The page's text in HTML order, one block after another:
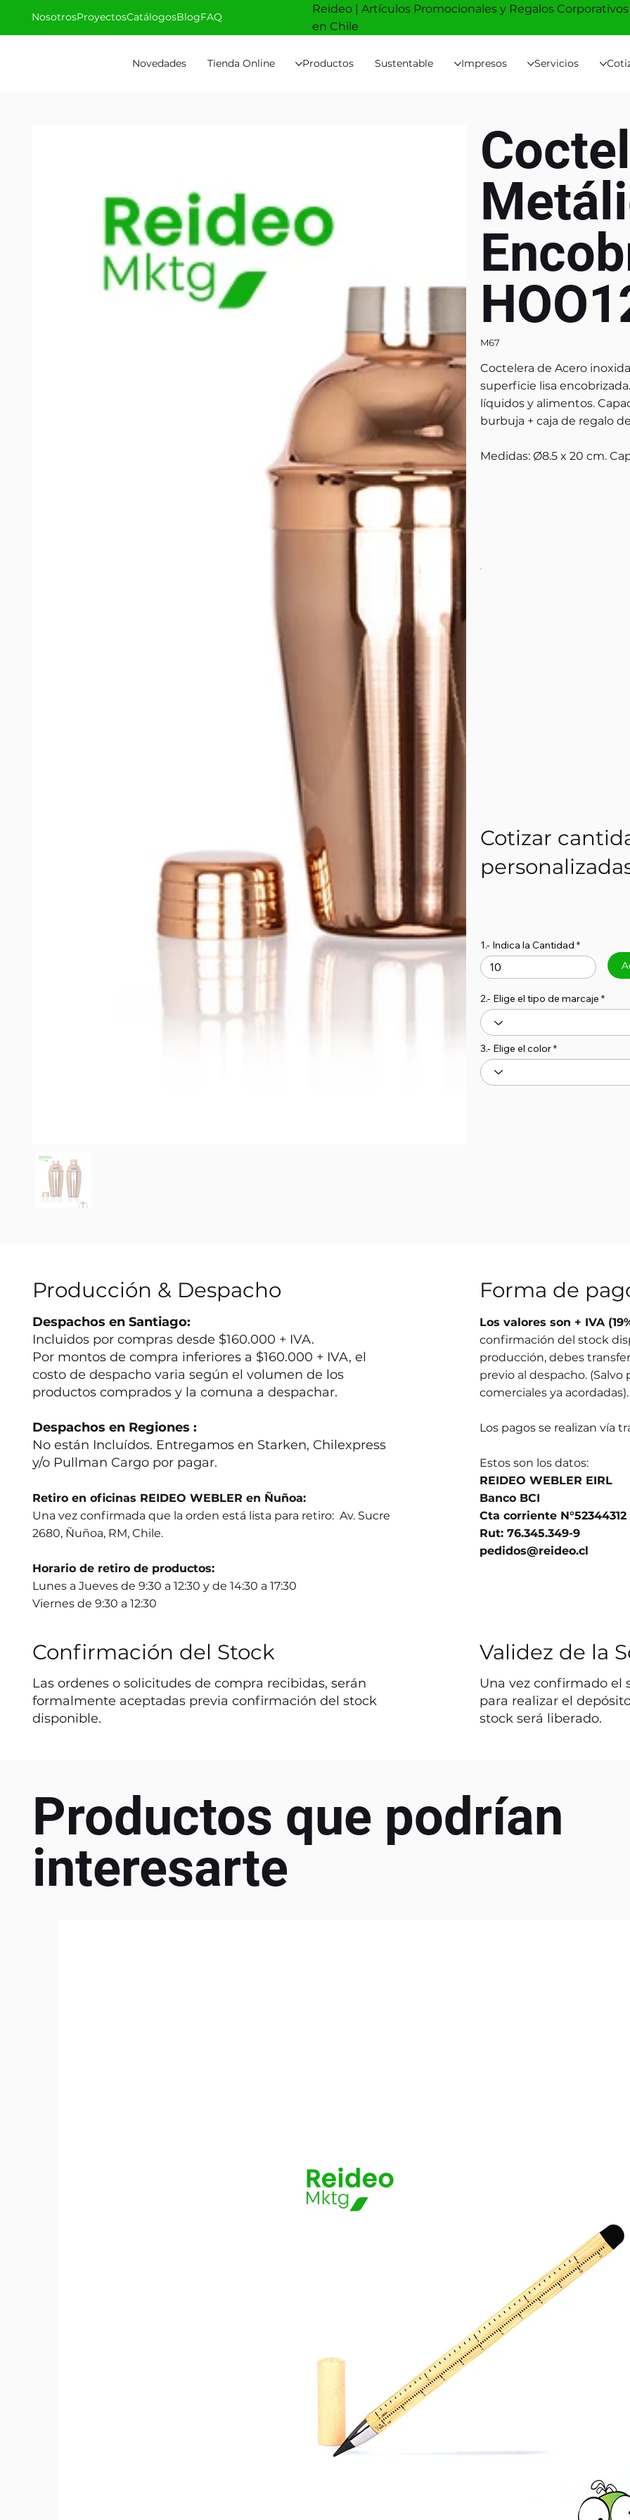
Novedades Tienda Online Productos Sustentable Impresos Servicios
NosotrosProyectosCatálogosBlogFAQ
Reideo | Artículos Promocionales y Regalos Corporativos
en Chile
M67
Coctelera de Acero
superficie lisa
líquidos y alimentos.
burbuja + caja de regalo
Medidas: Ø8.5 x 20 cm.
Cotizar
1.- Indica la Cantidad
2.- Elige el tipo de marcaje
3.- Elige el color
Producción & Despacho
Despachos en Santiago:
Incluidos por compras desde $160.000 + IVA.
Por montos de compra inferiores a $160.000 + IVA, el
costo de despacho varia según el volumen de los
productos comprados y la comuna a despachar.
Despachos en Regiones :
No están Incluídos. Entregamos en Starken, Chilexpress
y/o Pullman Cargo por pagar.
Retiro en oficinas REIDEO WEBLER en Ñuñoa:
Una vez confirmada que la orden está lista para retiro: Av. Sucre
2680, Ñuñoa, RM, Chile.
Horario de retiro de productos:
Lunes a Jueves de 9:30 a 12:30 y de 14:30 a 17:30
Viernes de 9:30 a 12:30
Forma de
Los valores son + IVA
confirmación del stock
producción, debes
previo al despacho.
comerciales ya acordadas).
Los pagos se realizan vía
Estos son los datos:
REIDEO WEBLER EIRL
Banco BCI
Cta corriente N°52344312
Rut: 76.345.349-9
pedidos@reideo.cl
Confirmación del Stock
Las ordenes o solicitudes de compra recibidas, serán
formalmente aceptadas previa confirmación del stock
disponible.
Validez de la
Una vez confirmado el
para realizar el
stock será liberado.
Productos que podrían
interesarte